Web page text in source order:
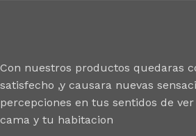
Con nuestros productos quedaras
satisfecho ,y causara nuevas
percepciones en tus sentidos de
cama y tu habitacion